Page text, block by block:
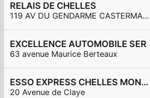
RELAIS DE CHELLES
119 AV DU GENDARME CASTERMANT
EXCELLENCE AUTOMOBILE SER
63 avenue Maurice Berteaux
ESSO EXPRESS CHELLES MONT CHALAS
20 Avenue de Claye